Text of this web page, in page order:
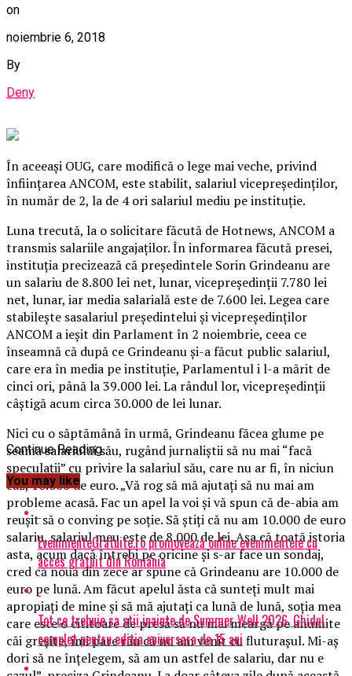
on
noiembrie 6, 2018
By
Deny
În aceeaşi OUG, care modifică o lege mai veche, privind
înfiinţarea ANCOM, este stabilit, salariul vicepreşedinţilor,
în număr de 2, la de 4 ori salariul mediu pe instituţie.
Luna trecută, la o solicitare făcută de Hotnews, ANCOM a
transmis salariile angajaţilor. În informarea făcută presei,
instituţia precizează că preşedintele Sorin Grindeanu are
un salariu de 8.800 lei net, lunar, vicepreşedinţii 7.780 lei
net, lunar, iar media salarială este de 7.600 lei.Legea care
stabileşte sasalariul preşedintelui şi vicepreşedinţilor
ANCOM a ieşit din Parlament în 2 noiembrie, ceea ce
înseamnă că după ce Grindeanu şi-a făcut public salariul,
care era în media pe instituţie, Parlamentul i l-a mărit de
cinci ori, până la 39.000 lei. La rândul lor, vicepreşedinţii
câştigă acum circa 30.000 de lei lunar.
Nici cu o săptămână în urmă, Grindeanu făcea glume pe
seama salariului său, rugând jurnaliştii să nu mai“facă
speculaţii” cu privire la salariul său, care nu ar fi, în niciun
caz, 10.000 de euro. „Vă rog să mă ajutaţi să nu mai am
probleme acasă. Fac un apel la voi şi vă spun că de-abia am
reuşit să o conving pe soţie. Să ştiţi că nu am 10.000 de euro
salariu, salariul meu este de 8.000 de lei. Aşa că toată istoria
asta, acum dacă întrebi pe oricine şi s-ar face un sondaj,
cred că nouă din zece ar spune că Grindeanu are 10.000 de
euro pe lună. Am făcut apelul ăsta că sunteţi mult mai
apropiaţi de mine şi să mă ajutaţi ca lună de lună, soţia mea
care este o cititoare de presă să nu mai meargă pe anumite
căi greşite, îmi pare rău că nu am venit cu fluturaşul. Mi-aş
dori să ne înţelegem, să am un astfel de salariu, dar nu e
Continue Reading
You may like
EvenimenteGratuite.ro promovează online evenimentele cu
acces gratuit din România
Tot ce trebuie sa stii inainte de Summer Well 2026. Ghidul
complet pentru editia aniversara de 15 ani